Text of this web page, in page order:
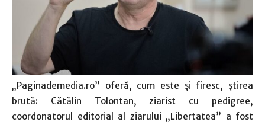
„Paginademedia.ro” oferă, cum este şi firesc, ştirea
brută: Cătălin Tolontan, ziarist cu pedigree,
coordonatorul editorial al ziarului „Libertatea” a fost